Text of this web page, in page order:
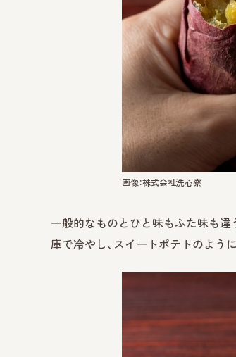
画像：株式会社洗心寮
一般的なものとひと味もふた味も違
庫で冷やし、スイートポテトのよう